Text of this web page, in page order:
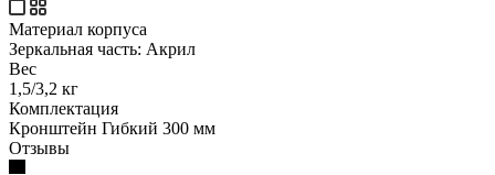
Материал корпуса
Зеркальная часть: Акрил
Вес
1,5/3,2 кг
Комплектация
Кронштейн Гибкий 300 мм
Отзывы